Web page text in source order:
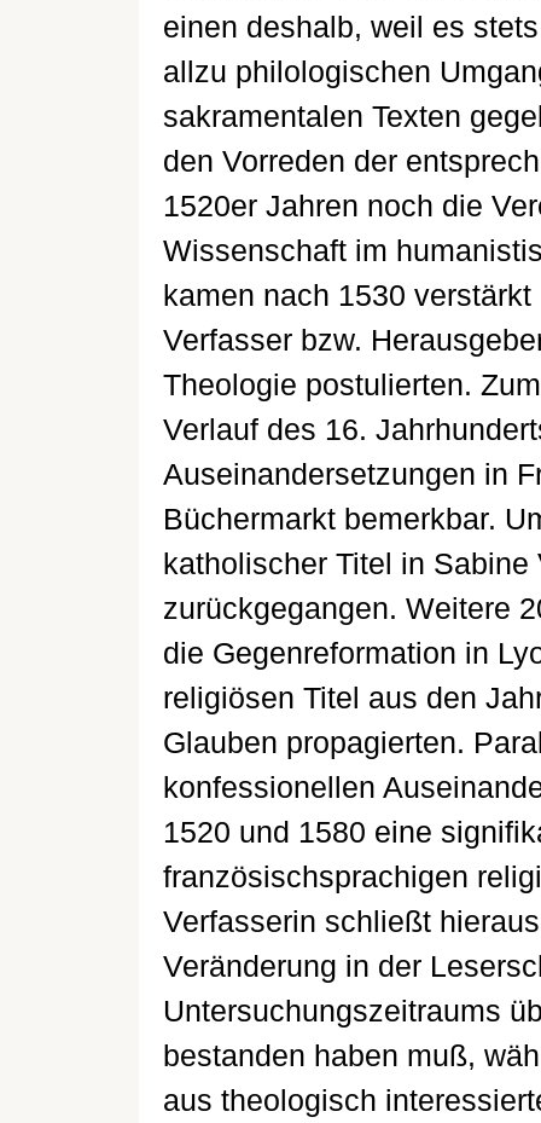
einen deshalb, weil es
allzu philologischen
sakramentalen Texten
den Vorreden der
1520er Jahren noch die
Wissenschaft im
kamen nach 1530
Verfasser bzw.
Theologie postulierten.
Verlauf des 16.
Auseinandersetzungen in
Büchermarkt bemerkbar.
katholischer Titel in
zurückgegangen. Weitere
die Gegenreformation in
religiösen Titel aus den
Glauben propagierten.
konfessionellen
1520 und 1580 eine
französischsprachigen
Verfasserin schließt
Veränderung in der
Untersuchungszeitraums
bestanden haben muß,
aus theologisch